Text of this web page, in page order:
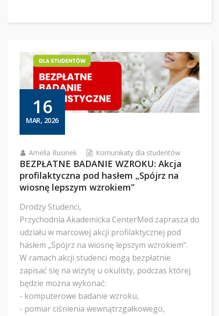
16
MAR, 2026
Amelia Rusinek Komunikaty dla studentów
BEZPŁATNE BADANIE WZROKU: Akcja
profilaktyczna pod hasłem „Spójrz na
wiosnę lepszym wzrokiem”
Drodzy Studenci,
Przychodnia Akademicka CenterMed zaprasza do
udziału w marcowej akcji profilaktycznej pod
hasłem „Spójrz na wiosnę lepszym wzrokiem”.
W ramach akcji studenci mogą bezpłatnie
zapisać się na wizytę u okulisty, podczas której
będzie można wykonać:
- komputerowe badanie wzroku,
- pomiar ciśnienia wewnątrzgałkowego,